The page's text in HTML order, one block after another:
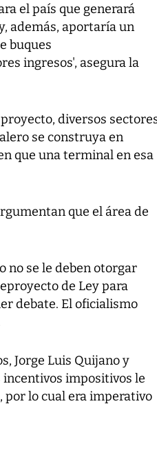
el país que generará
además, aportaría un
buques
ingresos', asegura la
diversos
se construya en
que una terminal en esa
que el área de
no se le deben otorgar
de Ley para
debate. El oficialismo
Jorge Luis Quijano y
incentivos impositivos le
lo cual era imperativo